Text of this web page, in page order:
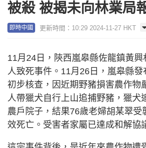
被殺 被揭未向林業局
即時中國 更新時間：10:29 2024-11-27 HKT
11月24日，陝西嵐皋縣佐龍鎮黃
人致死事件。11月26日，嵐皋縣
初步核查，因近期野豬損害農作物
人帶獵犬自行上山追捕野豬，獵犬
農戶院子，結果76歲老婦胡某翠受
效死亡。受害者家屬已達成和解協